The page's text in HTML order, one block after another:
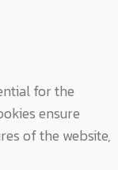
for the
ensure
of the website,